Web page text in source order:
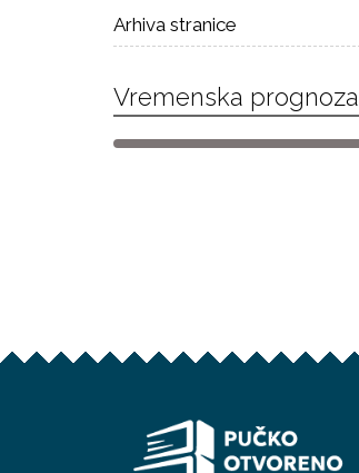
Arhiva stranice
Vremenska prognoza